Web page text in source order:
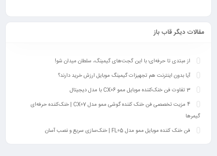
مقالات دیگر قاب باز
از مبتدی تا حرفه‌ای؛ با این گجت‌های گیمینگ، سلطان میدان شو!
آیا بدون اینترنت هم تجهیزات گیمینگ موبایل ارزش خرید دارند؟
3 تفاوت فن خنک‌کننده موبایل ممو CX06 با مدل دیجیتال
4 مزیت تخصصی فن خنک کننده گوشی ممو مدل CX07 | خنک‌کننده حرفه‌ای
گیمرها
فن خنک کننده موبایل ممو مدل FL05 | خنک‌سازی سریع و نصب آسان